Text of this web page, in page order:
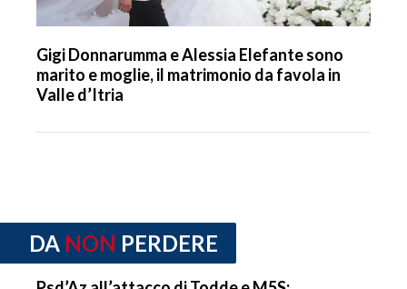
Gigi Donnarumma e Alessia Elefante sono
marito e moglie, il matrimonio da favola in
Valle d’Itria
DA NON PERDERE